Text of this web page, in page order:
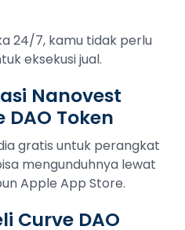
24/7, kamu tidak perlu
eksekusi jual.
Nanovest
DAO Token
gratis untuk perangkat
mengunduhnya lewat
Apple App Store.
Curve DAO